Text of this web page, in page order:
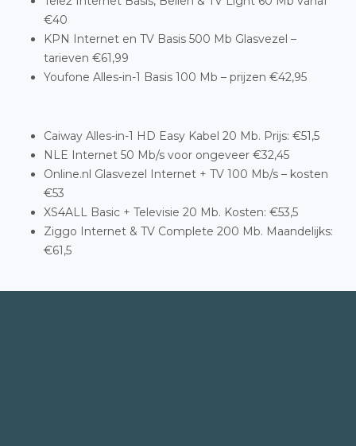
€40
KPN Internet en TV Basis 500 Mb Glasvezel –
tarieven €61,99
Youfone Alles-in-1 Basis 100 Mb – prijzen €42,95
Caiway Alles-in-1 HD Easy Kabel 20 Mb. Prijs: €51,5
NLE Internet 50 Mb/s voor ongeveer €32,45
Online.nl Glasvezel Internet + TV 100 Mb/s – kosten
€53
XS4ALL Basic + Televisie 20 Mb. Kosten: €53,5
Ziggo Internet & TV Complete 200 Mb. Maandelijks:
€61,5